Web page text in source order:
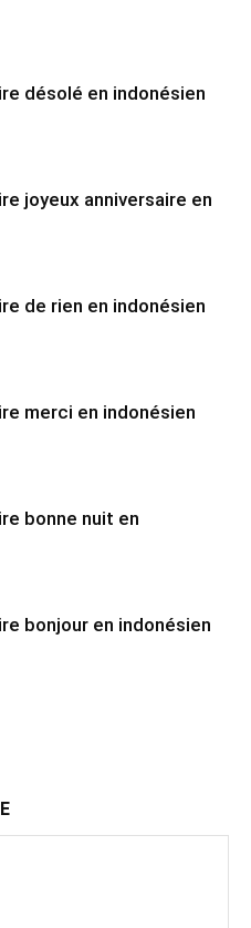
désolé en indonésien
joyeux anniversaire en
de rien en indonésien
merci en indonésien
bonne nuit en
bonjour en indonésien